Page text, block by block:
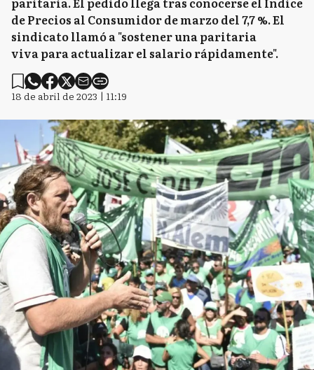
de Precios al Consumidor de marzo del 7,7 %. El
sindicato llamó a "sostener una paritaria
viva para actualizar el salario rápidamente".
18 de abril de 2023 | 11:19